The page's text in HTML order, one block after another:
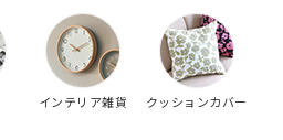
インテリア雑貨 クッションカバー